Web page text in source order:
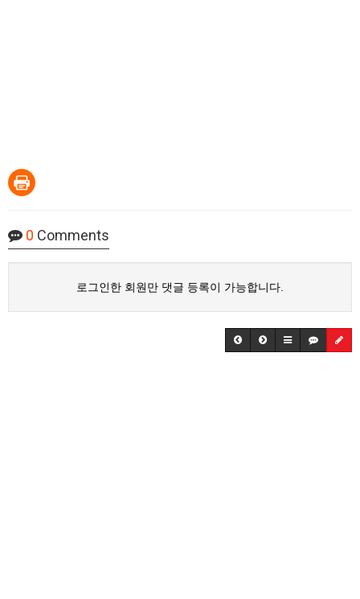
0 Comments
로그인한 회원만 댓글 등록이 가능합니다.